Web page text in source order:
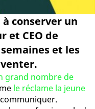
conserver un
et CEO de
et les
grand nombre de
le réclame la jeune